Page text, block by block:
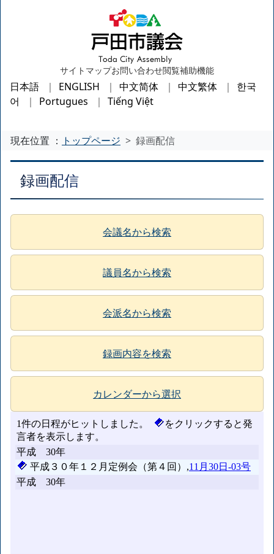
サイトマップお問い合わせ閲覧補助機能
日本語 ENGLISH 中文简体 中文繁体
한국
어
Portugues Tiếng Việt
現在位置 ： トップページ 録画配信
録画配信
会議名から検索
議員名から検索
会派名から検索
録画内容を検索
カレンダーから選択